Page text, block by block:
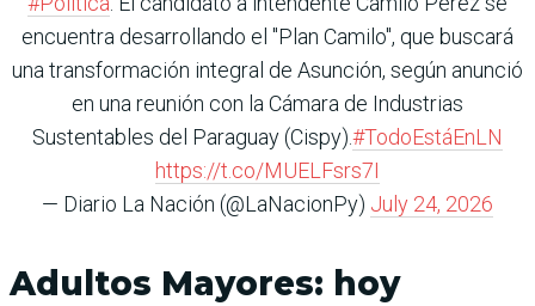
encuentra desarrollando el "Plan Camilo", que buscará
una transformación integral de Asunción, según anunció
en una reunión con la Cámara de Industrias
Sustentables del Paraguay (Cispy).#TodoEstáEnLN
https://t.co/MUELFsrs7I
— Diario La Nación (@LaNacionPy) July 24, 2026
Adultos Mayores: hoy